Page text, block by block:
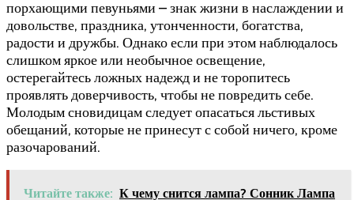
порхающими певуньями – знак жизни в наслаждении и
довольстве, праздника, утонченности, богатства,
радости и дружбы. Однако если при этом наблюдалось
слишком яркое или необычное освещение,
остерегайтесь ложных надежд и не торопитесь
проявлять доверчивость, чтобы не повредить себе.
Молодым сновидицам следует опасаться льстивых
обещаний, которые не принесут с собой ничего, кроме
разочарований.
Читайте также: К чему снится лампа? Сонник Лампа